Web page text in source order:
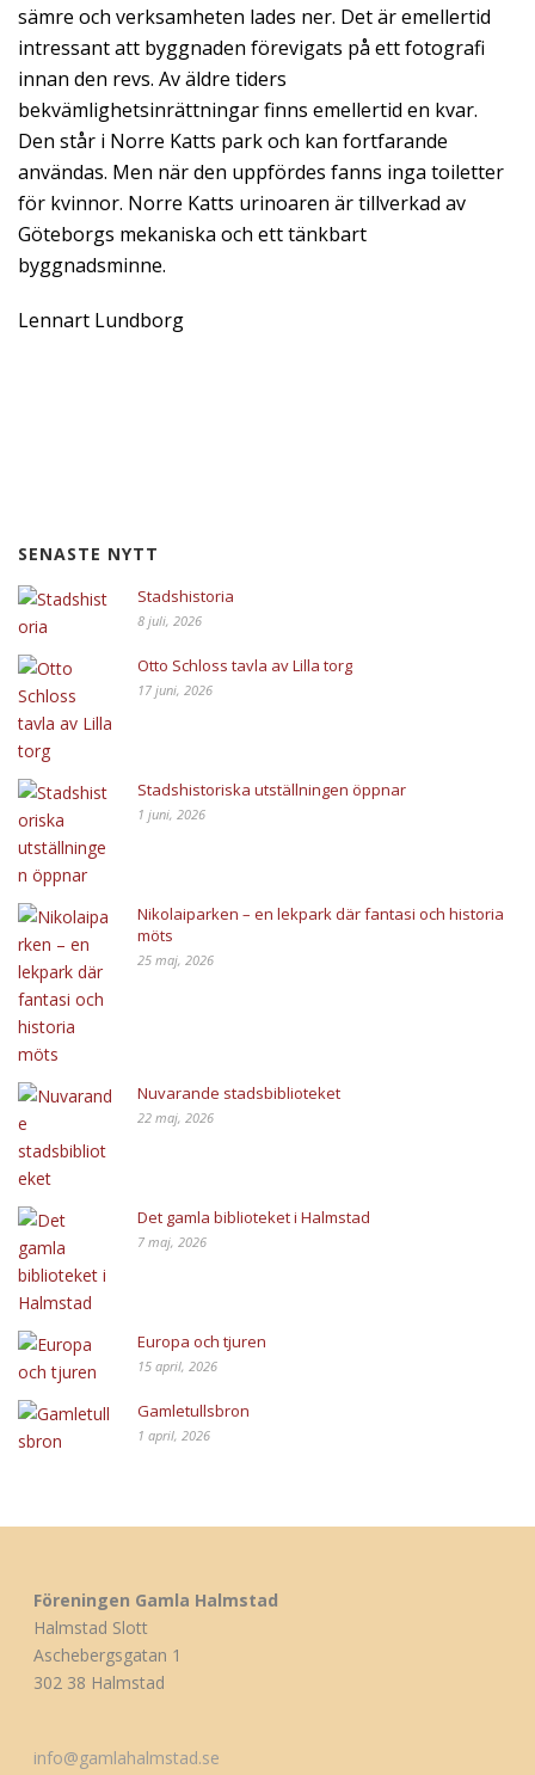
sämre och verksamheten lades ner. Det är emellertid
intressant att byggnaden förevigats på ett fotografi
innan den revs. Av äldre tiders
bekvämlighetsinrättningar finns emellertid en kvar.
Den står i Norre Katts park och kan fortfarande
användas. Men när den uppfördes fanns inga toiletter
för kvinnor. Norre Katts urinoaren är tillverkad av
Göteborgs mekaniska och ett tänkbart
byggnadsminne.
Lennart Lundborg
SENASTE NYTT
Stadshistoria
8 juli, 2026
Otto Schloss tavla av Lilla torg
17 juni, 2026
Stadshistoriska utställningen öppnar
1 juni, 2026
Nikolaiparken – en lekpark där fantasi och historia
möts
25 maj, 2026
Nuvarande stadsbiblioteket
22 maj, 2026
Det gamla biblioteket i Halmstad
7 maj, 2026
Europa och tjuren
15 april, 2026
Gamletullsbron
1 april, 2026
Föreningen Gamla Halmstad
Halmstad Slott
Aschebergsgatan 1
302 38 Halmstad
info@gamlahalmstad.se